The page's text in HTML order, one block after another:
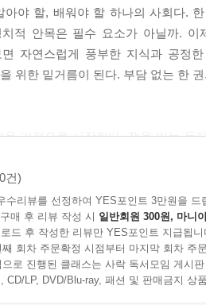
아야 할, 배워야 할 하나의 사회다.
치적 안목은 필수 요소가 아닐까.
면 자연스럽게 풍부한 지식과 공정
위한 밑거름이 된다. 부담 없는 한
운 가정으로 시작한다. 책을 읽는 독
주제다. 그래서 이 책에서는 우리
와 정치에 더욱 흥미롭게 접근할 수 있
건)
수리뷰를 선정하여 YES포인트 3만원을 드
매 후 리뷰 작성 시 일반회원 300원, 마니
드 후 작성한 리뷰만 YES포인트 지급됩니
째 회차 주문확정 시점부터 마지막 회차 주
로 진행된 클래스는 사락 독서모임 게시
CD/LP, DVD/Blu-ray, 패션 및 판매금지 상